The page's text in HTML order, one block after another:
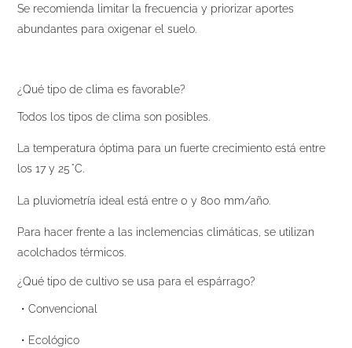
Se recomienda limitar la frecuencia y priorizar aportes
abundantes para oxigenar el suelo.
¿Qué tipo de clima es favorable?
Todos los tipos de clima son posibles.
La temperatura óptima para un fuerte crecimiento está entre
los 17 y 25 °C.
La pluviometría ideal está entre 0 y 800 mm/año.
Para hacer frente a las inclemencias climáticas, se utilizan
acolchados térmicos.
¿Qué tipo de cultivo se usa para el espárrago?
・Convencional
・Ecológico